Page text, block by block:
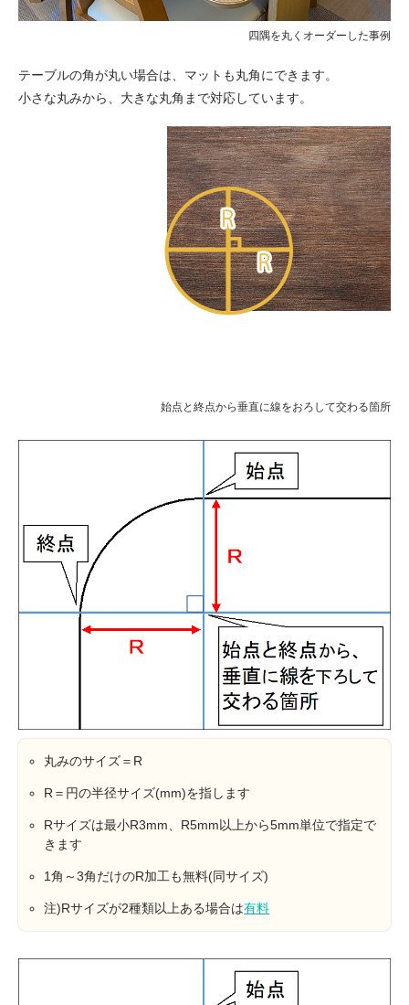
四隅を丸くオーダーした事例
テーブルの角が丸い場合は、マットも丸角にできます。
小さな丸みから、大きな丸角まで対応しています。
始点と終点から垂直に線をおろして交わる箇所
丸みのサイズ＝R
R＝円の半径サイズ(mm)を指します
Rサイズは最小R3mm、R5mm以上から5mm単位で指定で
きます
1角～3角だけのR加工も無料(同サイズ)
注)Rサイズが2種類以上ある場合は有料